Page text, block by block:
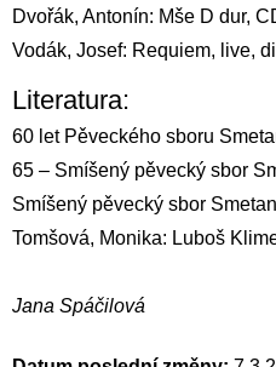
Dvořák, Antonín: Mše D dur,
Vodák, Josef: Requiem, live,
Literatura:
60 let Pěveckého sboru
65 – Smíšený pěvecký sbor
Smíšený pěvecký sbor
Tomšová, Monika: Luboš
Jana Spáčilová